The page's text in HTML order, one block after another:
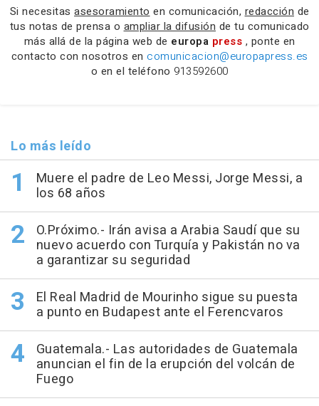
Si necesitas asesoramiento en comunicación, redacción de
tus notas de prensa o ampliar la difusión de tu comunicado
más allá de la página web de europa press , ponte en
contacto con nosotros en comunicacion@europapress.es
o en el teléfono 913592600
Lo más leído
Muere el padre de Leo Messi, Jorge Messi, a
los 68 años
O.Próximo.- Irán avisa a Arabia Saudí que su
nuevo acuerdo con Turquía y Pakistán no va
a garantizar su seguridad
El Real Madrid de Mourinho sigue su puesta
a punto en Budapest ante el Ferencvaros
Guatemala.- Las autoridades de Guatemala
anuncian el fin de la erupción del volcán de
Fuego